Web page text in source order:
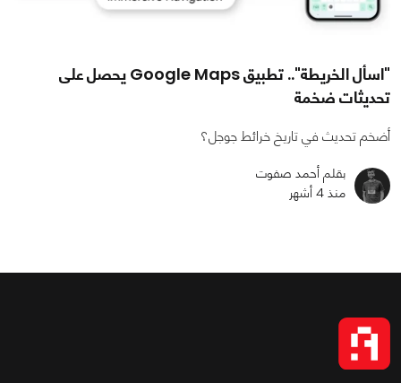
"اسأل الخريطة".. تطبيق Google Maps يحصل على
تحديثات ضخمة
أضخم تحديث في تاريخ خرائط جوجل؟
بقلم أحمد صفوت
منذ 4 أشهر